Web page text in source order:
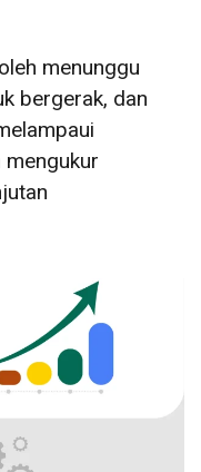
menunggu
bergerak, dan